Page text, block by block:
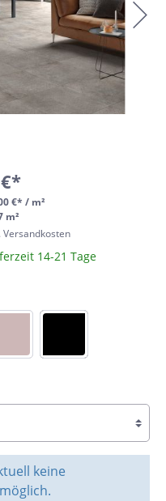
€* / m²
m²
Versandkosten
14-21 Tage
keine